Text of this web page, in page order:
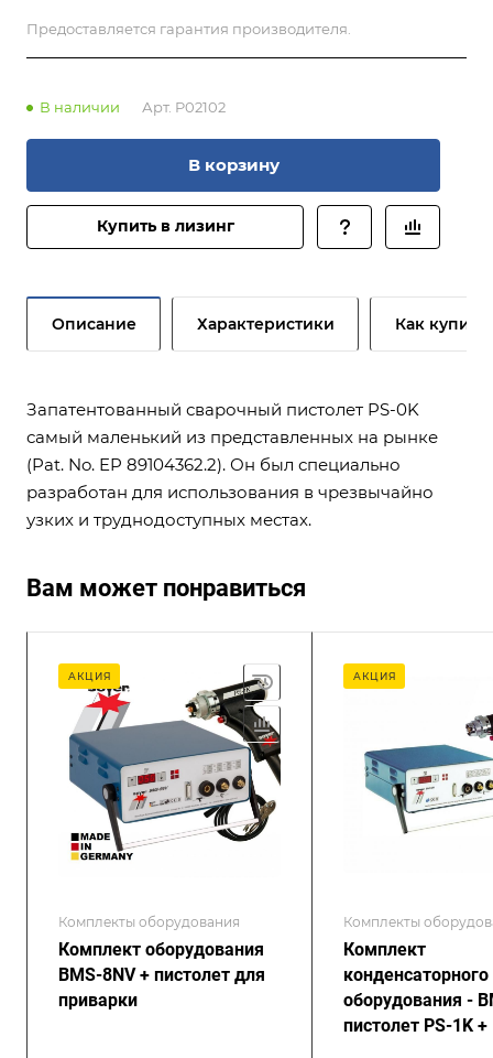
Предоставляется гарантия производителя.
В наличии Арт. P02102
В корзину
Купить в лизинг
Описание Характеристики Как купить
Запатентованный сварочный пистолет PS-0K
самый маленький из представленных на рынке
(Pat. No. EP 89104362.2). Он был специально
разработан для использования в чрезвычайно
узких и труднодоступных местах.
Вам может понравиться
АКЦИЯ
Комплекты оборудования
Комплект оборудования
BMS-8NV + пистолет для
приварки
АКЦИЯ
Комплекты
Комплект
конденсаторного
оборудования -
пистолет PS-1K